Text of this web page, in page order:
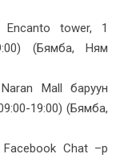
tower, 1
(Бямба, Ням
Mall баруун
19:00) (Бямба,
Facebook Chat –р